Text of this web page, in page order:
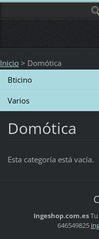
Inicio > Domótica
Bticino
Varios
Domótica
Esta categoría está vacía.
Ingeshop.com.es
646549825